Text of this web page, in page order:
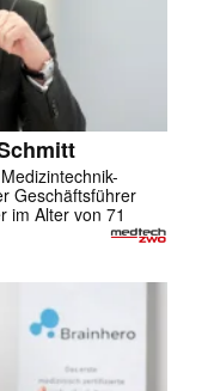
Geschäftsführer
im Alter von 71